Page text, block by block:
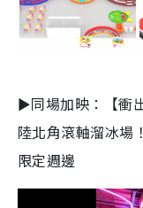
►同場加映：【衝
陸北角滾軸溜冰場
限定週邊